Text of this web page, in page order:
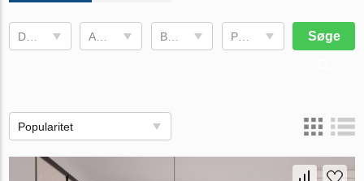
Brug plads Pris, € Søge
Popularitet